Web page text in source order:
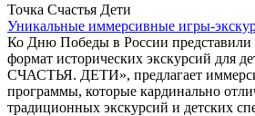
Точка Счастья Дети
Уникальные иммерсивные игры-
Ко Дню Победы в России
формат исторических экскурсий для
СЧАСТЬЯ. ДЕТИ», предлагает
программы, которые кардинально
традиционных экскурсий и детских